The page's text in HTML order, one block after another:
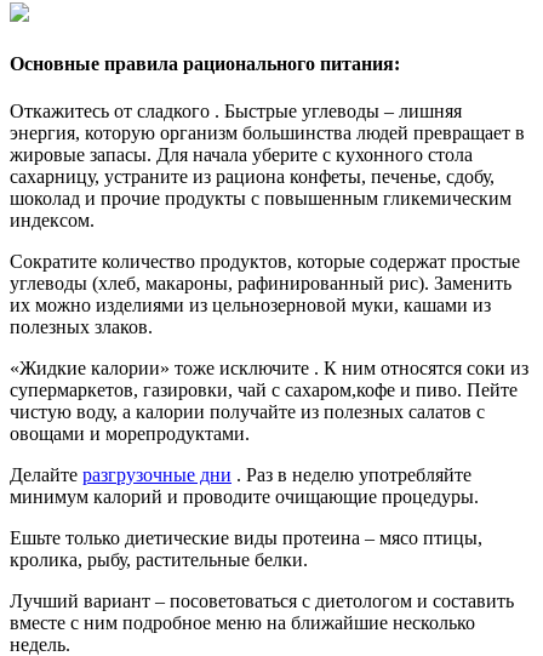
Основные правила рационального питания:
Откажитесь от сладкого . Быстрые углеводы – лишняя
энергия, которую организм большинства людей превращает в
жировые запасы. Для начала уберите с кухонного стола
сахарницу, устраните из рациона конфеты, печенье, сдобу,
шоколад и прочие продукты с повышенным гликемическим
индексом.
Сократите количество продуктов, которые содержат простые
углеводы (хлеб, макароны, рафинированный рис). Заменить
их можно изделиями из цельнозерновой муки, кашами из
полезных злаков.
«Жидкие калории» тоже исключите . К ним относятся соки из
супермаркетов, газировки, чай с сахаром,кофе и пиво. Пейте
чистую воду, а калории получайте из полезных салатов с
овощами и морепродуктами.
Делайте разгрузочные дни . Раз в неделю употребляйте
минимум калорий и проводите очищающие процедуры.
Ешьте только диетические виды протеина – мясо птицы,
кролика, рыбу, растительные белки.
Лучший вариант – посоветоваться с диетологом и составить
вместе с ним подробное меню на ближайшие несколько
недель.